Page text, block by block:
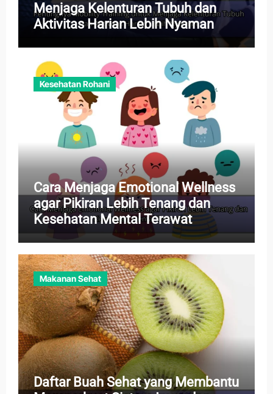
Menjaga Kelenturan Tubuh dan
Aktivitas Harian Lebih Nyaman
Kesehatan Rohani
Cara Menjaga Emotional Wellness
agar Pikiran Lebih Tenang dan
Kesehatan Mental Terawat
Makanan Sehat
Daftar Buah Sehat yang Membantu